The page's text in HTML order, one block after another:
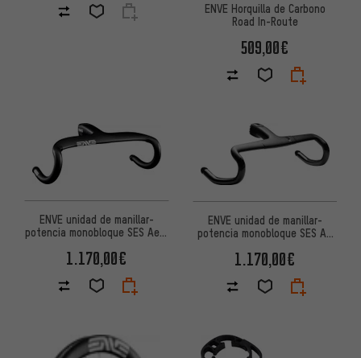
ENVE Horquilla de Carbono
Road In-Route
509,00€
ENVE unidad de manillar-
potencia monobloque SES Aero
1.170,00€
ENVE unidad de manillar-
potencia monobloque SES AR
1.170,00€